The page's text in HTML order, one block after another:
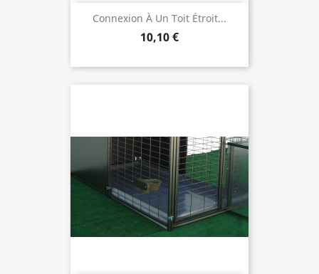
Connexion À Un Toit Étroit...
10,10 €